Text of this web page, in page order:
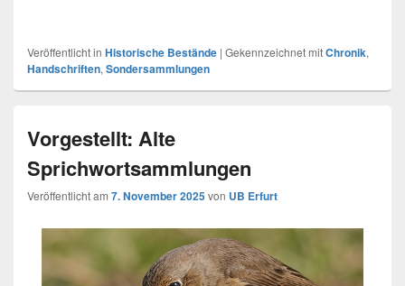
Veröffentlicht in Historische Bestände | Gekennzeichnet mitChronik,
Handschriften, Sondersammlungen
Vorgestellt: Alte
Sprichwortsammlungen
Veröffentlicht am 7. November 2025von UB Erfurt